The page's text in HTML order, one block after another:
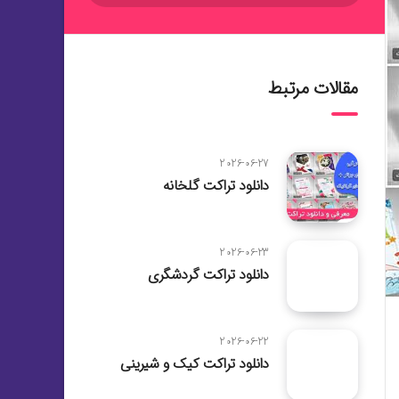
مقالات مرتبط
2026-06-27
دانلود تراکت گلخانه
2026-06-23
دانلود تراکت گردشگری
2026-06-22
دانلود تراکت کیک و شیرینی